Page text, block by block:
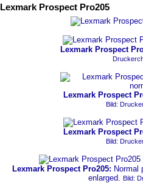
Lexmark Prospect Pro205
Lexmark Prospect
Lexmark Prospect
Bild:
Lexmark Prospect
Bild:
Lexmark Prospect Pro205: Normal
enlarged. Bild: